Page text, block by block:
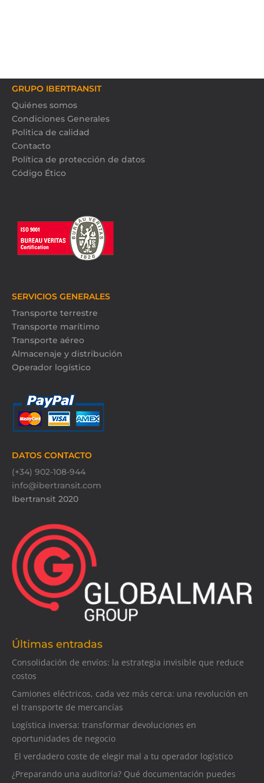
GRUPO IBERTRANSIT
Quiénes somos
Condiciones Generales
Politica de calidad
Contacto
Política de protección de datos
Código Ético
SERVICIOS GENERALES
Transporte terrestre
Transporte marítimo
Transporte aéreo
Almacenaje y distribución
Operador logístico
DATOS CONTACTO
(+34) 902-108-944
info@ibertransit.com
Ibertransit 2020
Últimas entradas
Consolidación de envíos: la estrategia invisible que reduce
costos
Camiones eléctricos, cada vez más cerca: una revolución en
el transporte de mercancías
Logística inversa: transformar devoluciones en
oportunidades de negocio
El verdadero coste de elegir mal a tu operador logístico
¿Preparando una auditoría? Qué documentación puedes